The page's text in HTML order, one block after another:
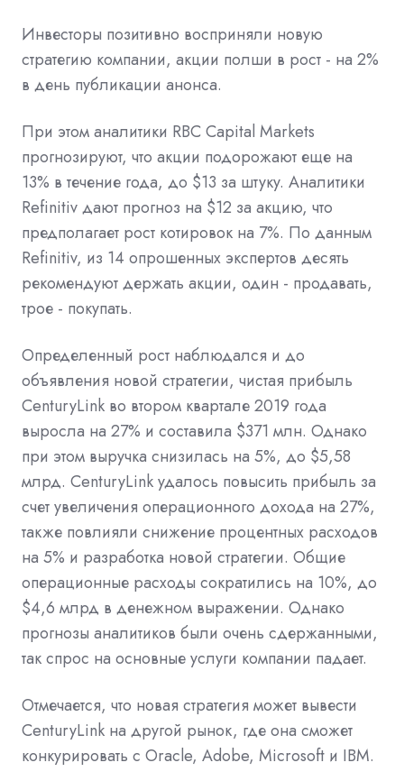
Инвесторы позитивно восприняли новую
стратегию компании, акции полши в рост - на 2%
в день публикации анонса.
При этом аналитики RBC Capital Markets
прогнозируют, что акции подорожают еще на
13% в течение года, до $13 за штуку. Аналитики
Refinitiv дают прогноз на $12 за акцию, что
предполагает рост котировок на 7%. По данным
Refinitiv, из 14 опрошенных экспертов десять
рекомендуют держать акции, один - продавать,
трое - покупать.
Определенный рост наблюдался и до
объявления новой стратегии, чистая прибыль
CenturyLink во втором квартале 2019 года
выросла на 27% и составила $371 млн. Однако
при этом выручка снизилась на 5%, до $5,58
млрд. CenturyLink удалось повысить прибыль за
счет увеличения операционного дохода на 27%,
также повлияли снижение процентных расходов
на 5% и разработка новой стратегии. Общие
операционные расходы сократились на 10%, до
$4,6 млрд в денежном выражении. Однако
прогнозы аналитиков были очень сдержанными,
так спрос на основные услуги компании падает.
Отмечается, что новая стратегия может вывести
CenturyLink на другой рынок, где она сможет
конкурировать с Oracle, Adobe, Microsoft и IBM.